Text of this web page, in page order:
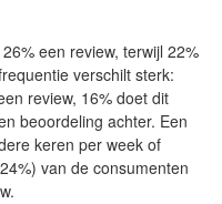
een review, terwijl 22%
verschilt sterk:
review, 16% doet dit
beoordeling achter. Een
keren per week of
van de consumenten